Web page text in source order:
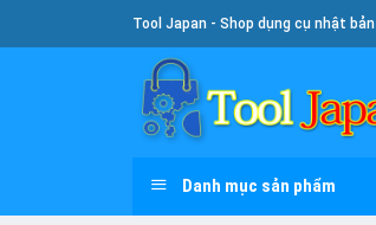
To
Tool Japan - Shop dụng cụ nhật bản
Danh mục sản phẩm